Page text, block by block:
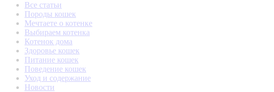
Все статьи
Породы кошек
Мечтаете о котенке
Выбираем котенка
Котенок дома
Здоровье кошек
Питание кошек
Поведение кошек
Уход и содержание
Новости